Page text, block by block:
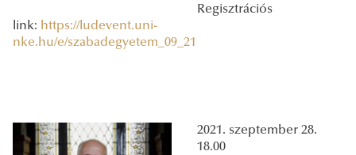
Regisztrációs
link: https://ludevent.uni-
nke.hu/e/szabadegyetem_09_21
2021. szeptember 28.
18.00